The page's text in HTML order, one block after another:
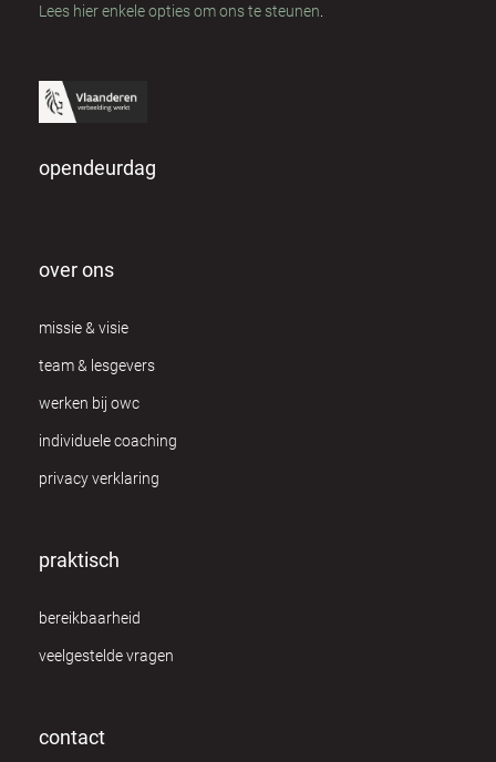
Lees hier enkele opties om ons te steunen
opendeurdag
over ons
missie & visie
team & lesgevers
werken bij owc
individuele coaching
privacy verklaring
praktisch
bereikbaarheid
veelgestelde vragen
contact